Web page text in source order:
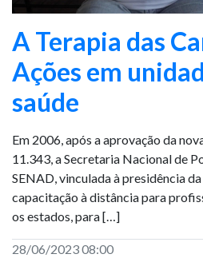
A Terapia das
Ações em
saúde
Em 2006, após a aprovação da
11.343, a Secretaria Nacional de
SENAD, vinculada à presidência
capacitação à distância para
os estados, para […]
28/06/2023 08:00